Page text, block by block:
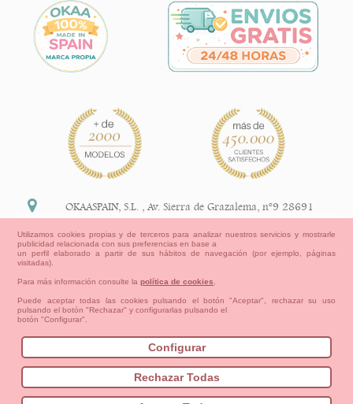
Bebés Pequeños/as Niña Niño Mamas & Papas
Información Legal
política de devoluciones y reembolsos
Aviso Legal Aviso Cookies
Cómo crear tu cuenta OKAA.
Mapa del sitio
OKAASPAIN, S.L. ,Av. Sierra de Grazalema, nº9 28691
+34 91 113 89 09
Utilizamos cookies propias y de terceros para analizar nuestros servicios y mostrarle
publicidad relacionada con sus preferencias en base a
un perfil elaborado a partir de sus hábitos de navegación (por ejemplo, páginas
visitadas).
Para más información consulte lapolítica de cookies
Puede aceptar todas las cookies pulsando el botón "Aceptar", rechazar su uso
pulsando el botón "Rechazar" y configurarlas pulsando el
botón "Configurar".
Configurar
Rechazar Todas